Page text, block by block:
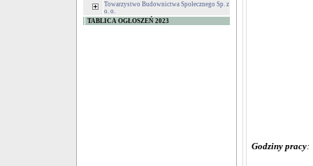
Towarzystwo Budownictwa Społecznego Sp. z
o. o.
TABLICA OGŁOSZEŃ 2023
Godziny pracy